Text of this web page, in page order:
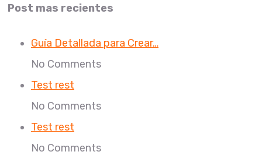
Post mas recientes
Guía Detallada para Crear…
No Comments
Test rest
No Comments
Test rest
No Comments